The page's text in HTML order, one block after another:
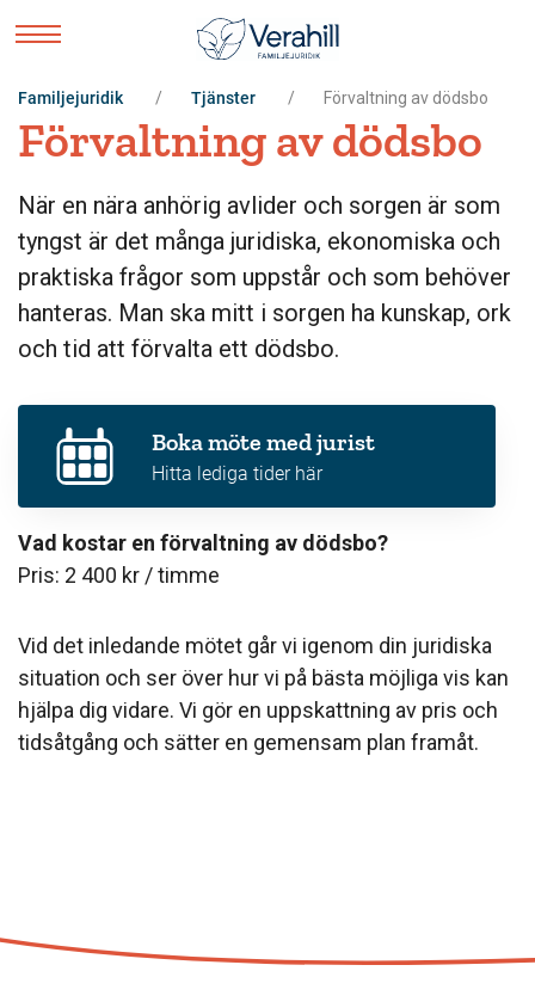
Familjejuridik Tjänster Förvaltning av dödsbo
Förvaltning av dödsbo
När en nära anhörig avlider och sorgen är som
tyngst är det många juridiska, ekonomiska och
praktiska frågor som uppstår och som behöver
hanteras. Man ska mitt i sorgen ha kunskap, ork
och tid att förvalta ett dödsbo.
Boka möte med jurist
Hitta lediga tider här
Vad kostar en förvaltning av dödsbo?
Pris: 2 400 kr / timme
Vid det inledande mötet går vi igenom din juridiska
situation och ser över hur vi på bästa möjliga vis kan
hjälpa dig vidare. Vi gör en uppskattning av pris och
tidsåtgång och sätter en gemensam plan framåt.